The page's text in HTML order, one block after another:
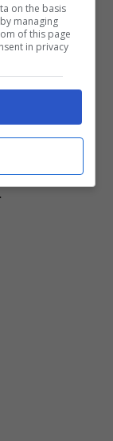
i
patologie
vera
Superiore
che è
di vita è
.
on the basis
managing
of this page
in privacy